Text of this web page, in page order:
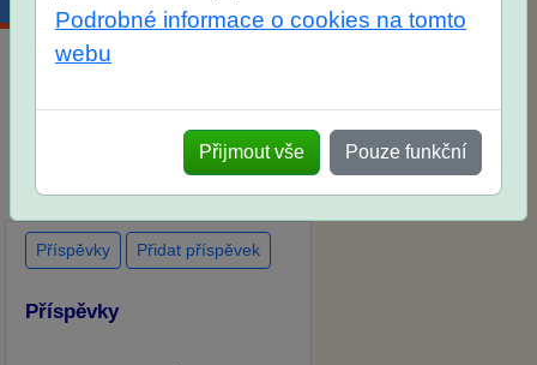
po skutečných přijímacích
zkouškách
Podrobné informace o cookies na tomto
webu
Přijmout vše Pouze funkční
Příspěvky Přidat příspěvek
Příspěvky